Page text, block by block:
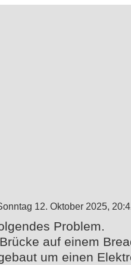
12. Oktober 2025,
Problem.
auf einem
um einen